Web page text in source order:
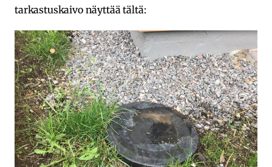
tarkastuskaivo näyttää tältä: